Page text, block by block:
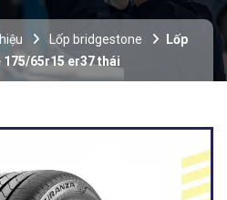
Lốp bridgestone
Lốp
65r15 er37 thái